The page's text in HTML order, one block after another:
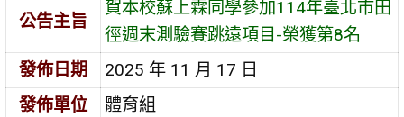
公告主旨
賀本校蘇上霖同學參加114年臺北市田
徑週末測驗賽跳遠項目-榮獲第8名
發佈日期
2025 年 11 月 17 日
發佈單位
體育組